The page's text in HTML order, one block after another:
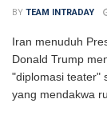
BY TEAM INTRADAY
Iran menuduh
Donald Trump
"diplomasi teater"
yang mendakwa